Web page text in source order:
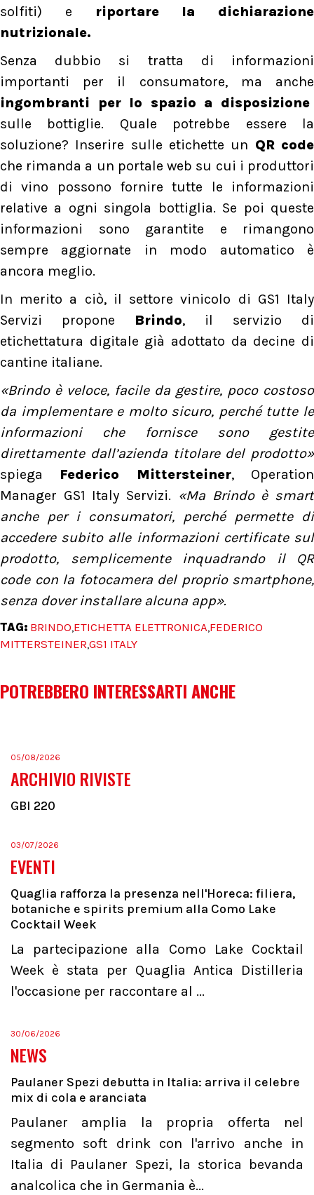
solfiti) e
riportare la dichiarazione
nutrizionale.
Senza dubbio si tratta di informazioni
importanti per il consumatore, ma anche
ingombranti per lo spazio a disposizione
sulle bottiglie. Quale potrebbe essere la
soluzione? Inserire sulle etichette un QR code
che rimanda a un portale web su cui i produttori
di vino possono fornire tutte le informazioni
relative a ogni singola bottiglia. Se poi queste
informazioni sono garantite e rimangono
sempre aggiornate in modo automatico è
ancora meglio.
In merito a ciò, il settore vinicolo di GS1 Italy
Servizi propone Brindo, il servizio di
etichettatura digitale già adottato da decine di
cantine italiane.
«Brindo è veloce, facile da gestire, poco costoso
da implementare e molto sicuro, perché tutte le
informazioni che fornisce sono gestite
direttamente dall’azienda titolare del prodotto»
spiega Federico Mittersteiner, Operation
Manager GS1 Italy Servizi. «Ma Brindo è smart
anche per i consumatori, perché permette di
accedere subito alle informazioni certificate sul
prodotto, semplicemente inquadrando il QR
code con la fotocamera del proprio smartphone,
senza dover installare alcuna app».
TAG: BRINDO,ETICHETTA ELETTRONICA,FEDERICO
MITTERSTEINER,GS1 ITALY
POTREBBERO INTERESSARTI ANCHE
05/08/2026
ARCHIVIO RIVISTE
GBI 220
03/07/2026
EVENTI
Quaglia rafforza la presenza nell'Horeca: filiera,
botaniche e spirits premium alla Como Lake
Cocktail Week
La partecipazione alla Como Lake Cocktail
Week è stata per Quaglia Antica Distilleria
l'occasione per raccontare al ...
30/06/2026
NEWS
Paulaner Spezi debutta in Italia: arriva il celebre
mix di cola e aranciata
Paulaner amplia la propria offerta nel
segmento soft drink con l'arrivo anche in
Italia di Paulaner Spezi, la storica bevanda
analcolica che in Germania è...